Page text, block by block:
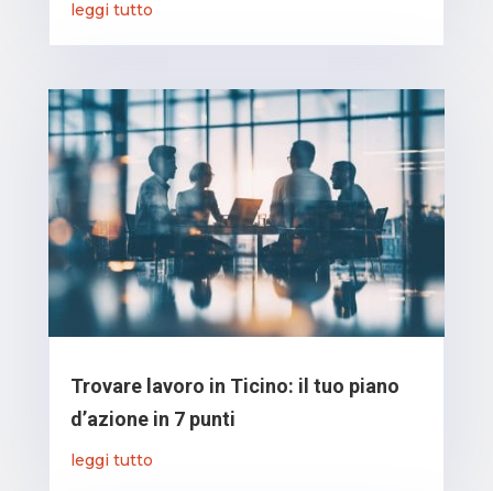
leggi tutto
Trovare lavoro in Ticino: il tuo piano
d’azione in 7 punti
leggi tutto